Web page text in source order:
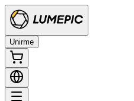
Unirme